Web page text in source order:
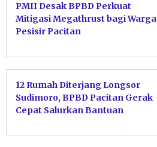
PMII Desak BPBD Perkuat
Mitigasi Megathrust bagi Warga
Pesisir Pacitan
12 Rumah Diterjang Longsor
Sudimoro, BPBD Pacitan Gerak
Cepat Salurkan Bantuan